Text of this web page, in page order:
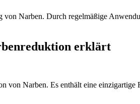
Narben. Durch regelmäßige
erklärt
Narben. Es enthält eine